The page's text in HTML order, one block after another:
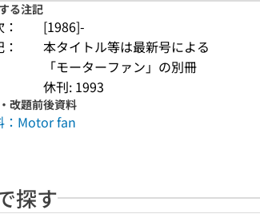
る注記
[1986]-
本タイトル等は最新号による
「モーターファン」の別冊
休刊: 1993
改題前後資料
：Motor fan
探す